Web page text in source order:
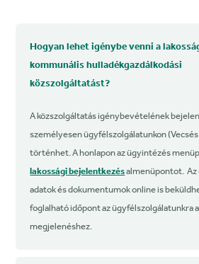
Hogyan lehet igénybe venni a
kommunális hulladékgazdálkodási
közszolgáltatást?
A közszolgáltatás igénybevételének
személyesen ügyfélszolgálatunkon (Vecsés
történhet. A honlapon az ügyintézés
lakossági bejelentkezésalmenüpontot. Az
adatok és dokumentumok online is
foglalható időpont az ügyfélszolgálatunkra
megjelenéshez.